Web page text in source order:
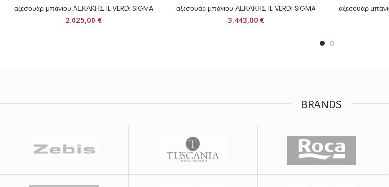
αξεσουάρ μπάνιου ΛΕΚΑΚΗΣ IL VERDI SIGMA
2.025,00 €
αξεσουάρ μπάνιου ΛΕΚΑΚΗΣ IL VERDI SIGMA
3.443,00 €
αξεσουάρ
BRANDS